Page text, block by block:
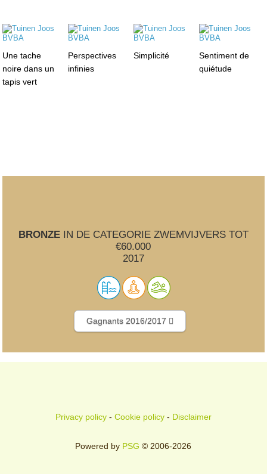
Une tache
noire dans un
tapis vert
Perspectives
infinies
Simplicité
Sentiment de
quiétude
BRONZEIN DE CATEGORIE ZWEMVIJVERS TOT
€60.000
2017
Gagnants 2016/2017
Privacy policy- Cookie policy- Disclaimer
Powered by PSG © 2006-2026